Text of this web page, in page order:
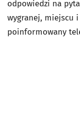
odpowiedzi na
wygranej, miejscu
poinformowany